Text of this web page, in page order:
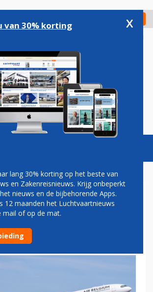
Check in
Podcasts Vacatures
ONTVANGT
MILJOENEN EN
GERED
van 30% korting x
lang 30% korting op het beste van
en Zakenreisnieuws. Krijg onbeperkt
nieuws en de bijbehorende Apps.
12 maanden het Luchtvaartnieuws
mail of op de mat.